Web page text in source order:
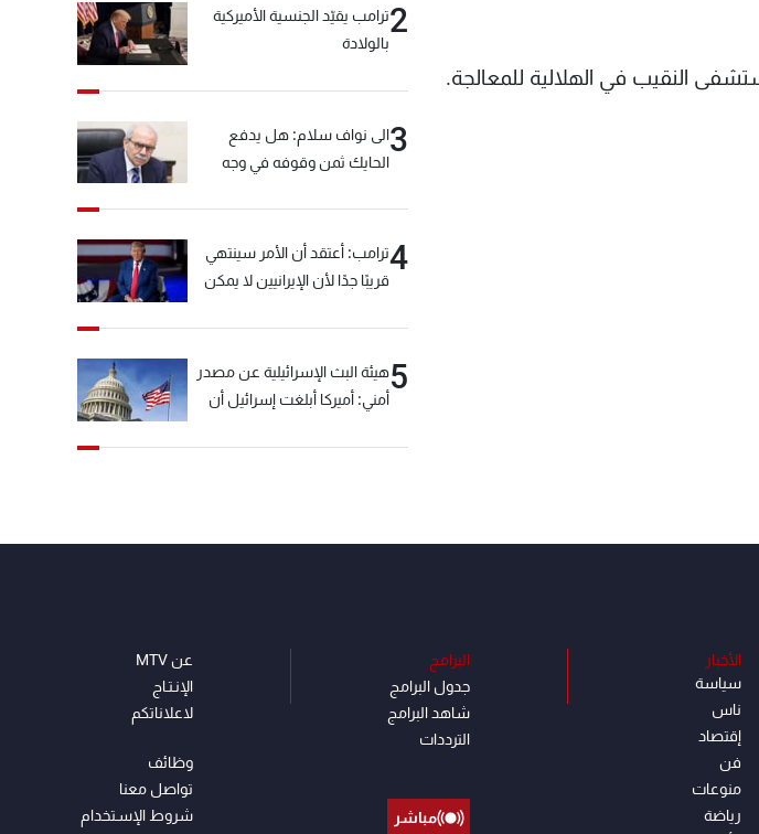
النقيب في الهلالية للمعالجة.
2ترامب يقيّد الجنسية الأميركية
بالولادة
3الى نواف سلام: هل يدفع
الحايك ثمن وقوفه في وجه
4ترامب: أعتقد أن الأمر سينتهي
قريبًا جدًا لأن الإيرانيين لا يمكن
5هيئة البث الإسرائيلية عن مصدر
أمني: أميركا أبلغت إسرائيل أن
الأخبار
سياسة
ناس
إقتصاد
فن
منوعات
رياضة
البرامج
جدول البرامج
شاهد البرامج
الترددات
مباشر
عن MTV
الإنـتـاج
لاعلاناتكم
وظائف
تواصل معنا
شروط الإسـتخدام